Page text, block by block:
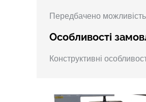
Передбачено можливість
Особливості
Конструктивні